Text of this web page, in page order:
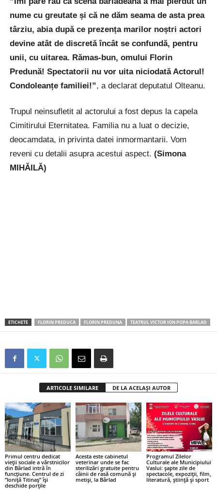
nume cu greutate și că ne dăm seama de asta prea
târziu, abia după ce prezența marilor noștri actori
devine atât de discretă încât se confundă, pentru
unii, cu uitarea. Rămas-bun, omului Florin
Predună! Spectatorii nu vor uita niciodată Actorul!
Condoleanțe familiei!”, a declarat deputatul Olteanu.
Trupul neinsufletit al actorului a fost depus la capela
Cimitirului Eternitatea. Familia nu a luat o decizie,
deocamdata, in privinta datei inmormantarii. Vom
reveni cu detalii asupra acestui aspect. (Simona
MIHĂILĂ)
ETICHETE FLORIN PREDUCA FLORIN PREDUNA TEATRUL VICTOR ION POPA BARLAD
ARTICOLE SIMILARE DE LA ACELAȘI AUTOR
Primul centru dedicat
vieții sociale a vârstnicilor
din Bârlad intră în
funcțiune. Centrul de zi
”Ioniță Titinaș” își
deschide porțile
Acesta este cabinetul
veterinar unde se fac
sterilizări gratuite pentru
câinii de rasă comună și
metiși, la Bârlad
Programul Zilelor
Culturale ale Municipiului
Vaslui: șapte zile de
spectacole, expoziții, film,
literatură, știință și sport